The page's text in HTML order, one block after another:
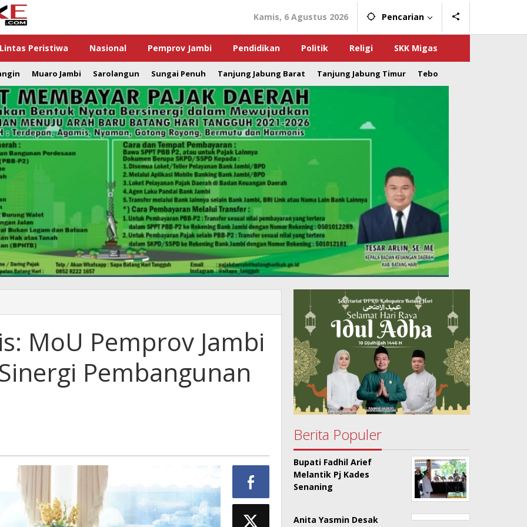
Kamis, 6 Agustus 2026 Pencarian
Lintas Peristiwa Nasional Pemprov Jambi Pendidikan Politik Religi SKK Migas
Muaro Jambi Sarolangun Sungai Penuh Tanjung Jabung Barat Tanjung Jabung Timur Tebo
MoU Pemprov Jambi
Pembangunan
Berita Populer
Bupati Fadhil Arief
Melantik Pj Kades
Senaning
Anita Yasmin Desak